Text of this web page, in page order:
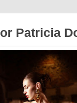
Patricia